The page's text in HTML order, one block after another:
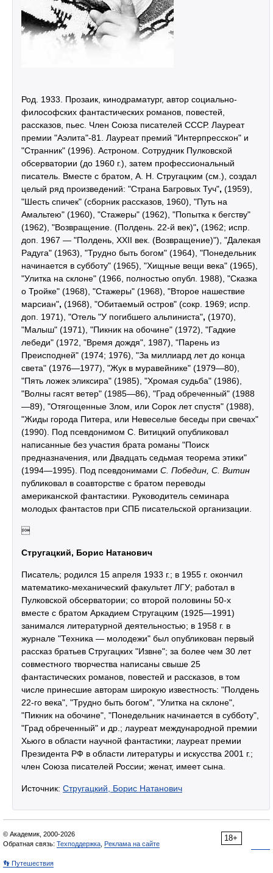
Род. 1933. Прозаик, кинодраматург, автор социально-
философских фантастических романов, повестей,
рассказов, пьес. Член Союза писателей СССР. Лауреат
премии "Аэлита"-81. Лауреат премий "Интерпресскон" и
"Странник" (1996). Астроном. Сотрудник Пулковской
обсерватории (до 1960 г.), затем профессиональный
писатель. Вместе с братом, А. Н. Стругацким (см.), создал
целый ряд произведений: "Страна Багровых Туч", (1959),
"Шесть спичек" (сборник рассказов, 1960), "Путь на
Амальтею" (1960), "Стажеры" (1962), "Попытка к бегству"
(1962), "Возвращение. (Полдень. 22-й век)", (1962; испр.
доп. 1967 — "Полдень, XXII век. (Возвращение)"), "Далекая
Радуга" (1963), "Трудно быть богом" (1964), "Понедельник
начинается в субботу" (1965), "Хищные вещи века" (1965),
"Улитка на склоне" (1966, полностью опубл. 1988), "Сказка
о Тройке" (1968), "Стажеры" (1968), "Второе нашествие
марсиан", (1968), "Обитаемый остров" (сокр. 1969; испр.
доп. 1971), "Отель "У погибшего альпиниста", (1970),
"Малыш" (1971), "Пикник на обочине" (1972), "Гадкие
лебеди" (1972, "Время дождя", 1987), "Парень из
Преисподней" (1974; 1976), "За миллиард лет до конца
света" (1976—1977), "Жук в муравейнике" (1979—80),
"Пять ложек эликсира" (1985), "Хромая судьба" (1986),
"Волны гасят ветер" (1985—86), "Град обреченный" (1988
—89), "Отягощенные Злом, или Сорок лет спустя" (1988),
"Жиды города Питера, или Невеселые беседы при свечах"
(1990). Под псевдонимом С. Витицкий опубликовал
написанные без участия брата романы "Поиск
предназначения, или Двадцать седьмая теорема этики"
(1994—1995). Под псевдонимами С. Победин, С. Витин
публиковал в соавторстве с братом переводы
американской фантастики. Руководитель семинара
молодых фантастов при СПБ писательской организации.

Стругацкий, Борис Натанович
Писатель; родился 15 апреля 1933 г.; в 1955 г. окончил
математико-механический факультет ЛГУ; работал в
Пулковской обсерватории; со второй половины 50-х
вместе с братом Аркадием Стругацким (1925—1991)
занимался литературной деятельностью; в 1958 г. в
журнале "Техника — молодежи" был опубликован первый
рассказ братьев Стругацких "Извне"; за более чем 30 лет
совместного творчества написаны свыше 25
фантастических романов, повестей и рассказов, в том
числе принесшие авторам широкую известность: "Полдень
22-го века", "Трудно быть богом", "Улитка на склоне",
"Пикник на обочине", "Понедельник начинается в субботу",
"Град обреченный" и др.; лауреат международной премии
Хьюго в области научной фантастики; лауреат премии
Президента РФ в области литературы и искусства 2001 г.;
член Союза писателей России; женат, имеет сына.
Источник: Стругацкий, Борис Натанович
18+
© Академик, 2000-2026
Обратная связь: Техподдержка Реклама на сайте
👣 Путешествия